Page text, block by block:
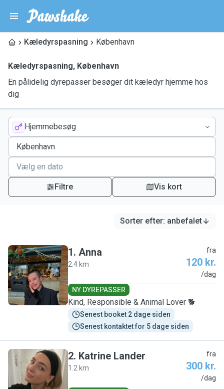
Kæledyrspasning København
Kæledyrspasning, København
En pålidelig dyrepasser besøger dit kæledyr hjemme hos
dig
Hjemmebesøg
Filtre Vis kort
Sorter efter: anbefalet
A
1. Anna
2.4 km
fra
120 kr.
/dag
NY DYREPASSER
Kind, Responsible & Animal Lover 🐕
Senest booket 2 dage siden
Senest kontaktet for 5 dage siden
K
2. Katrine Lander
1.2 km
fra
300 kr.
/dag